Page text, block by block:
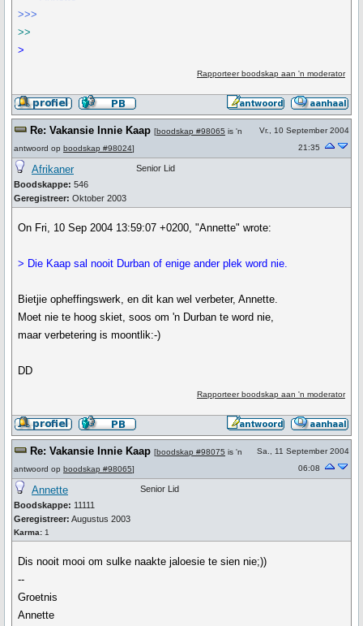
>>>
>>
>
Rapporteer boodskap aan 'n moderator
Re: Vakansie Innie Kaap [boodskap #98065 is 'n
antwoord op boodskap #98024]
Vr., 10 September 2004
21:35
Afrikaner
Boodskappe: 546
Geregistreer: Oktober 2003
Senior Lid
On Fri, 10 Sep 2004 13:59:07 +0200, "Annette" wrote:
> Die Kaap sal nooit Durban of enige ander plek word nie.
Bietjie opheffingswerk, en dit kan wel verbeter, Annette.
Moet nie te hoog skiet, soos om 'n Durban te word nie,
maar verbetering is moontlik:-)
DD
Rapporteer boodskap aan 'n moderator
Re: Vakansie Innie Kaap [boodskap #98075 is 'n
antwoord op boodskap #98065]
Sa., 11 September 2004
06:08
Annette
Boodskappe: 11111
Geregistreer: Augustus 2003
Karma: 1
Senior Lid
Dis nooit mooi om sulke naakte jaloesie te sien nie;))
--
Groetnis
Annette